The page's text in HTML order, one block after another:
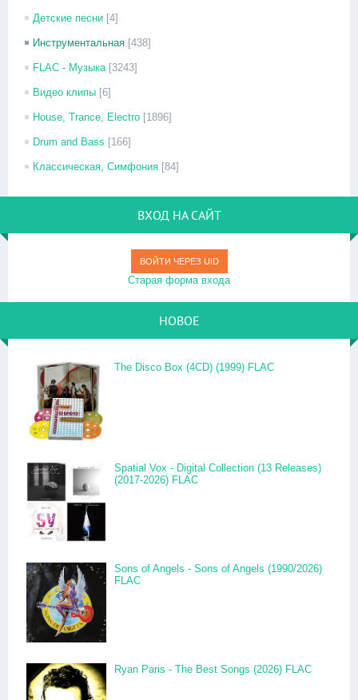
Детские песни [4]
Инструментальная [438]
FLAC - Музыка [3243]
Видео клипы [6]
House, Trance, Electro [1896]
Drum and Bass [166]
Классическая, Симфония [84]
ВХОД НА САЙТ
ВОЙТИ ЧЕРЕЗ UID
Старая форма входа
НОВОЕ
The Disco Box (4CD) (1999) FLAC
Spatial Vox - Digital Collection (13 Releases)
(2017-2026) FLAC
Sons of Angels - Sons of Angels (1990/2026)
FLAC
Ryan Paris - The Best Songs (2026) FLAC